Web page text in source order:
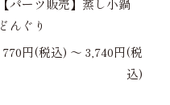
【パーツ販売】蒸し小鍋
どんぐり
770円(税込) 〜 3,740円(税
込)